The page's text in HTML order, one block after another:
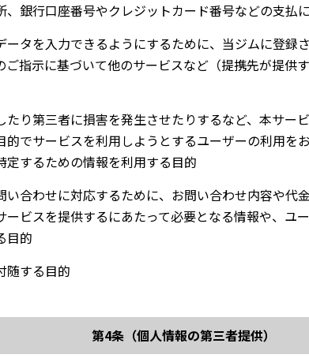
、銀行口座番号やクレジットカード番号などの支払
ータを入力できるようにするために、当ジムに登録
ご指示に基づいて他のサービスなど（提携先が提供
たり第三者に損害を発生させたりするなど、本サー
的でサービスを利用しようとするユーザーの利用を
定するための情報を利用する目的
い合わせに対応するために、お問い合わせ内容や代
ービスを提供するにあたって必要となる情報や、ユ
目的
随する目的
第4条（個人情報の第三者提供）